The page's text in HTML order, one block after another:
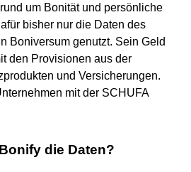
um Bonität und persönliche
bisher nur die Daten des
Boniversum genutzt. Sein Geld
den Provisionen aus der
und Versicherungen.
mit der SCHUFA
die Daten?